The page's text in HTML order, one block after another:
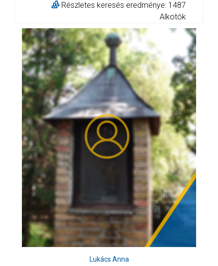
Részletes keresés eredménye: 1487
Alkotók
Lukács Anna